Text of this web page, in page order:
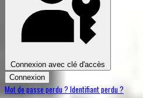
Connexion avec clé d'accès
Connexion
Mot de passe perdu ? Identifiant perdu ?